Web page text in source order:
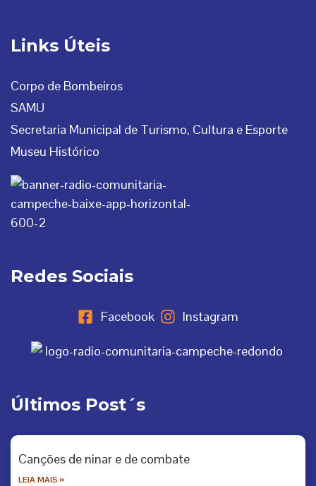
Links Úteis
Corpo de Bombeiros
SAMU
Secretaria Municipal de Turismo, Cultura e Esporte
Museu Histórico
Últimos Post´s
Canções de ninar e de combate
LEIA MAIS »
Redes Sociais
Facebook Instagram